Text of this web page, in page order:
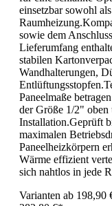
einsetzbar sowohl
sowie dem
Lieferumfang
stabilen
Wandhalterungen,
Paneelmaße
der Größe 1/2"
Installation.Geprüft
maximalen
Paneelheizkörpern
Wärme effizient
sich nahtlos in jede
Varianten ab 198,90